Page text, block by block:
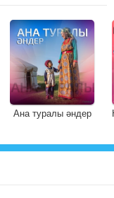
Ана туралы әндер